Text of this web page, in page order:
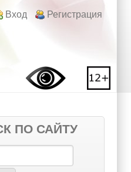
links
Вход Регистрация
ПО САЙТУ